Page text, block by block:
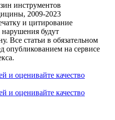
инструментов
2009-2023
и цитирование
нарушения будут
Все статьи в обязательном
опубликованием на сервисе